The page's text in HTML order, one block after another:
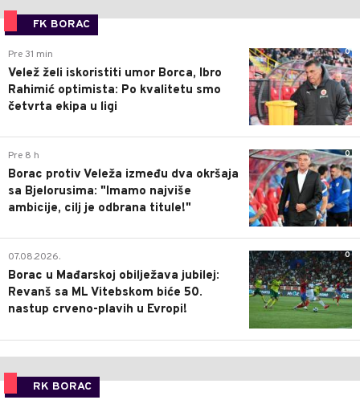
FK BORAC
0
Pre 31 min
Velež želi iskoristiti umor Borca, Ibro
Rahimić optimista: Po kvalitetu smo
četvrta ekipa u ligi
0
Pre 8 h
Borac protiv Veleža između dva okršaja
sa Bjelorusima: "Imamo najviše
ambicije, cilj je odbrana titule!"
0
07.08.2026.
Borac u Mađarskoj obilježava jubilej:
Revanš sa ML Vitebskom biće 50.
nastup crveno-plavih u Evropi!
RK BORAC